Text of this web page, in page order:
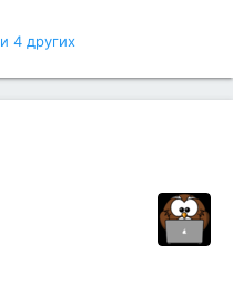
и 4 других